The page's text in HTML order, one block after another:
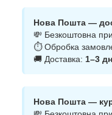
Нова Пошта —
💸 Безкоштовна
⏱ Обробка
🚚 Доставка: 1–3
Нова Пошта —